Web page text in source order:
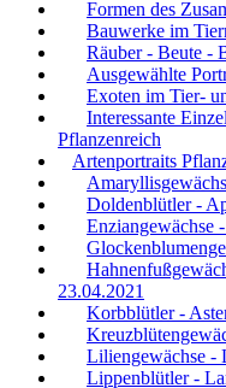
Formen des
Bauwerke im
Räuber - Beute -
Ausgewählte
Exoten im Tier-
Interessante
Pflanzenreich
Artenportraits
Doldenblütler -
Enziangewächse
23.04.2021
Korbblütler -
Liliengewächse -
Lippenblütler -